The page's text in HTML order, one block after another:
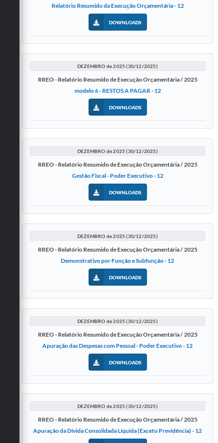
Relatório Resumido da Execução Orçamentária - 12
DOWNLOADS
DEZEMBRO de 2025 (30/12/2025)
RREO - Relatório Resumido de Execução Orçamentária / 2025
modelo 6 - RESTOS A PAGAR - 12
DOWNLOADS
DEZEMBRO de 2025 (30/12/2025)
RREO - Relatório Resumido de Execução Orçamentária / 2025
Gestão Fiscal - Poder Executivo - 12
DOWNLOADS
DEZEMBRO de 2025 (30/12/2025)
RREO - Relatório Resumido de Execução Orçamentária / 2025
Demonstrativo por Função e Subfunção - 12
DOWNLOADS
DEZEMBRO de 2025 (30/12/2025)
RREO - Relatório Resumido de Execução Orçamentária / 2025
Apuração das Despesas com Pessoal - Poder Executivo - 12
DOWNLOADS
DEZEMBRO de 2025 (30/12/2025)
RREO - Relatório Resumido de Execução Orçamentária / 2025
Apuração da Dívida Consolidada Líquida (Exceto Previdência) - 12